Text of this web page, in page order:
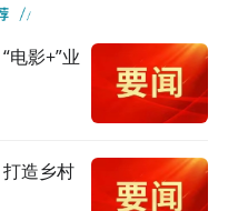
电影+”业
造乡村